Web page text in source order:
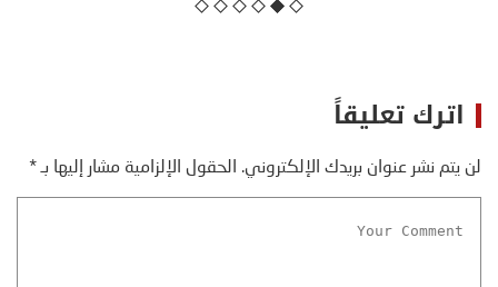
اترك تعليقاً
لن يتم نشر عنوان بريدك الإلكتروني. الحقول الإلزامية مشار إليها بـ*